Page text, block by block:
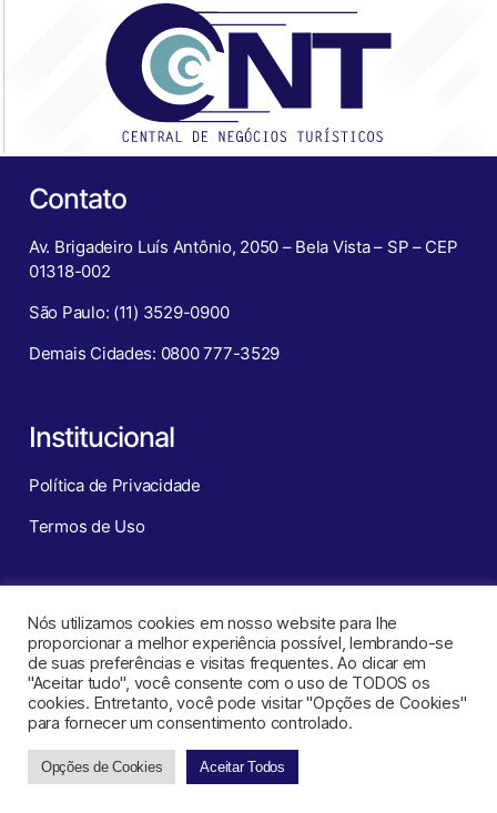
Contato
Av. Brigadeiro Luís Antônio, 2050 – Bela Vista – SP – CEP
01318-002
São Paulo: (11) 3529-0900
Demais Cidades: 0800 777-3529
Institucional
Política de Privacidade
Termos de Uso
Redes Sociais
CNT – Central de Negócios Turísticos ©
Nós utilizamos cookies em nosso website para lhe
proporcionar a melhor experiência possível, lembrando-se
de suas preferências e visitas frequentes. Ao clicar em
"Aceitar tudo", você consente com o uso de TODOS os
cookies. Entretanto, você pode visitar "Opções de Cookies"
para fornecer um consentimento controlado.
Opções de Cookies Aceitar Todos